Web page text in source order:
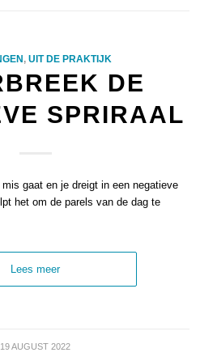
, UIT DE PRAKTIJK
DE
SPRIRAAL
gaat en je dreigt in een negatieve
het om de parels van de dag te
Lees meer
19 AUGUST 2022